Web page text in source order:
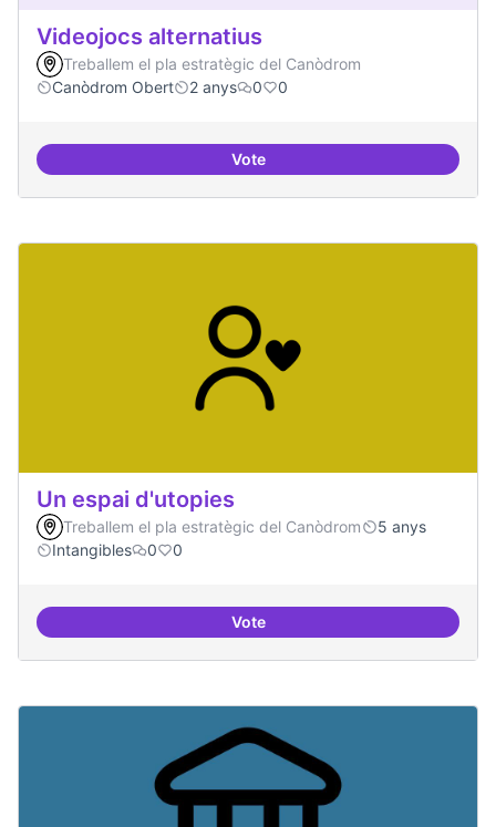
Videojocs alternatius
Treballem el pla estratègic del Canòdrom
Canòdrom Obert
2 anys 0 0
VoteVideojocs alternatius
Un espai d'utopies
Treballem el pla estratègic del Canòdrom
5 anys
Intangibles
0 0
VoteUn espai d'utopies